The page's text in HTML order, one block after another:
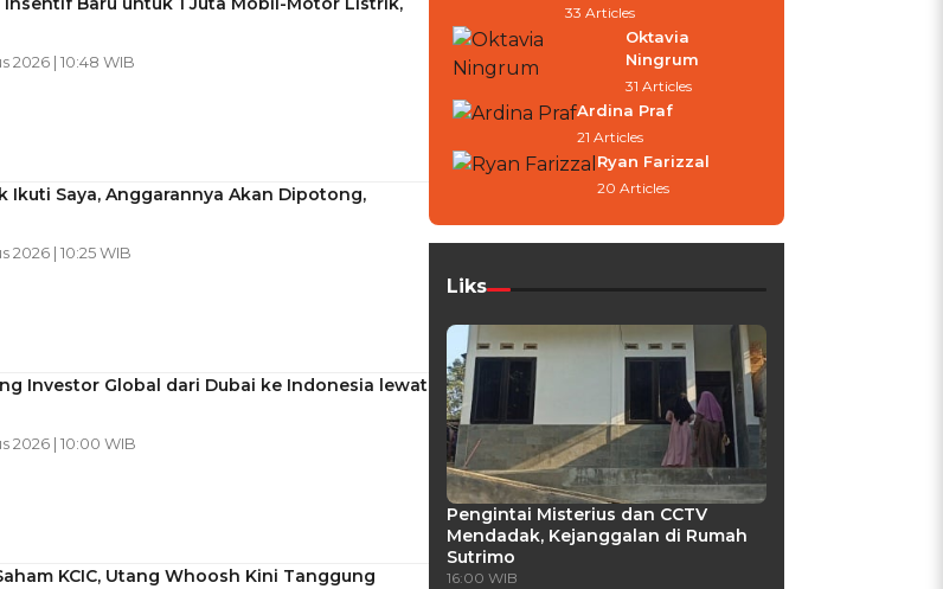
2026 | 10:48 WIB
Ikuti Saya, Anggarannya Akan Dipotong,
2026 | 10:25 WIB
Investor Global dari Dubai ke Indonesia lewat
2026 | 10:00 WIB
KCIC, Utang Whoosh Kini Tanggung
33 Articles
Oktavia
Ningrum
31 Articles
Ardina Praf
21 Articles
Ryan Farizzal
20 Articles
Liks
Pengintai Misterius dan CCTV
Mendadak, Kejanggalan di Rumah
Sutrimo
16:00 WIB